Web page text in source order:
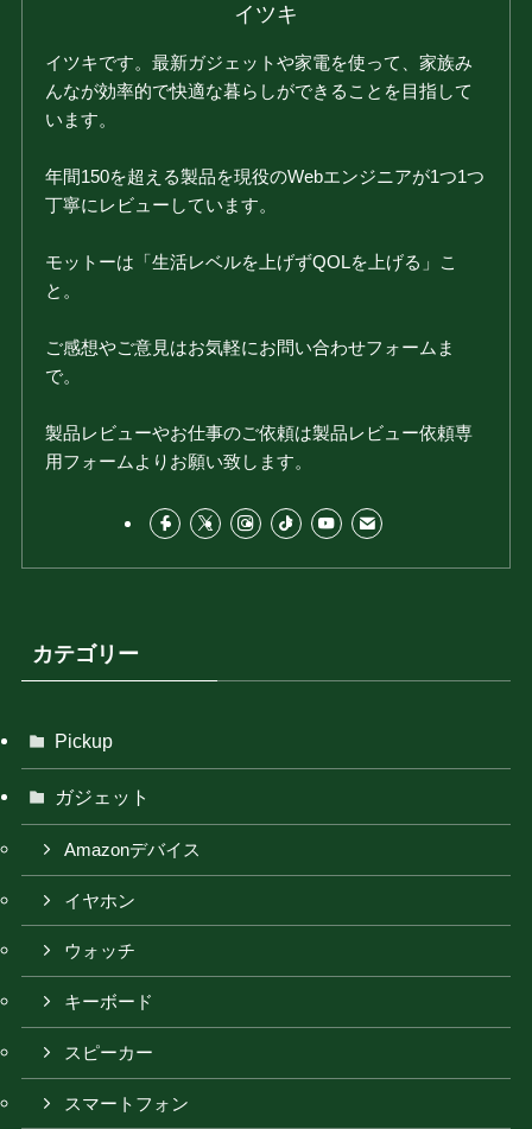
イツキ
イツキです。最新ガジェットや家電を使って、家族み
んなが効率的で快適な暮らしができることを目指して
います。
年間150を超える製品を現役のWebエンジニアが1つ1つ
丁寧にレビューしています。
モットーは「生活レベルを上げずQOLを上げる」こ
と。
ご感想やご意見はお気軽にお問い合わせフォームま
で。
製品レビューやお仕事のご依頼は製品レビュー依頼専
用フォームよりお願い致します。
カテゴリー
Pickup
ガジェット
Amazonデバイス
イヤホン
ウォッチ
キーボード
スピーカー
スマートフォン